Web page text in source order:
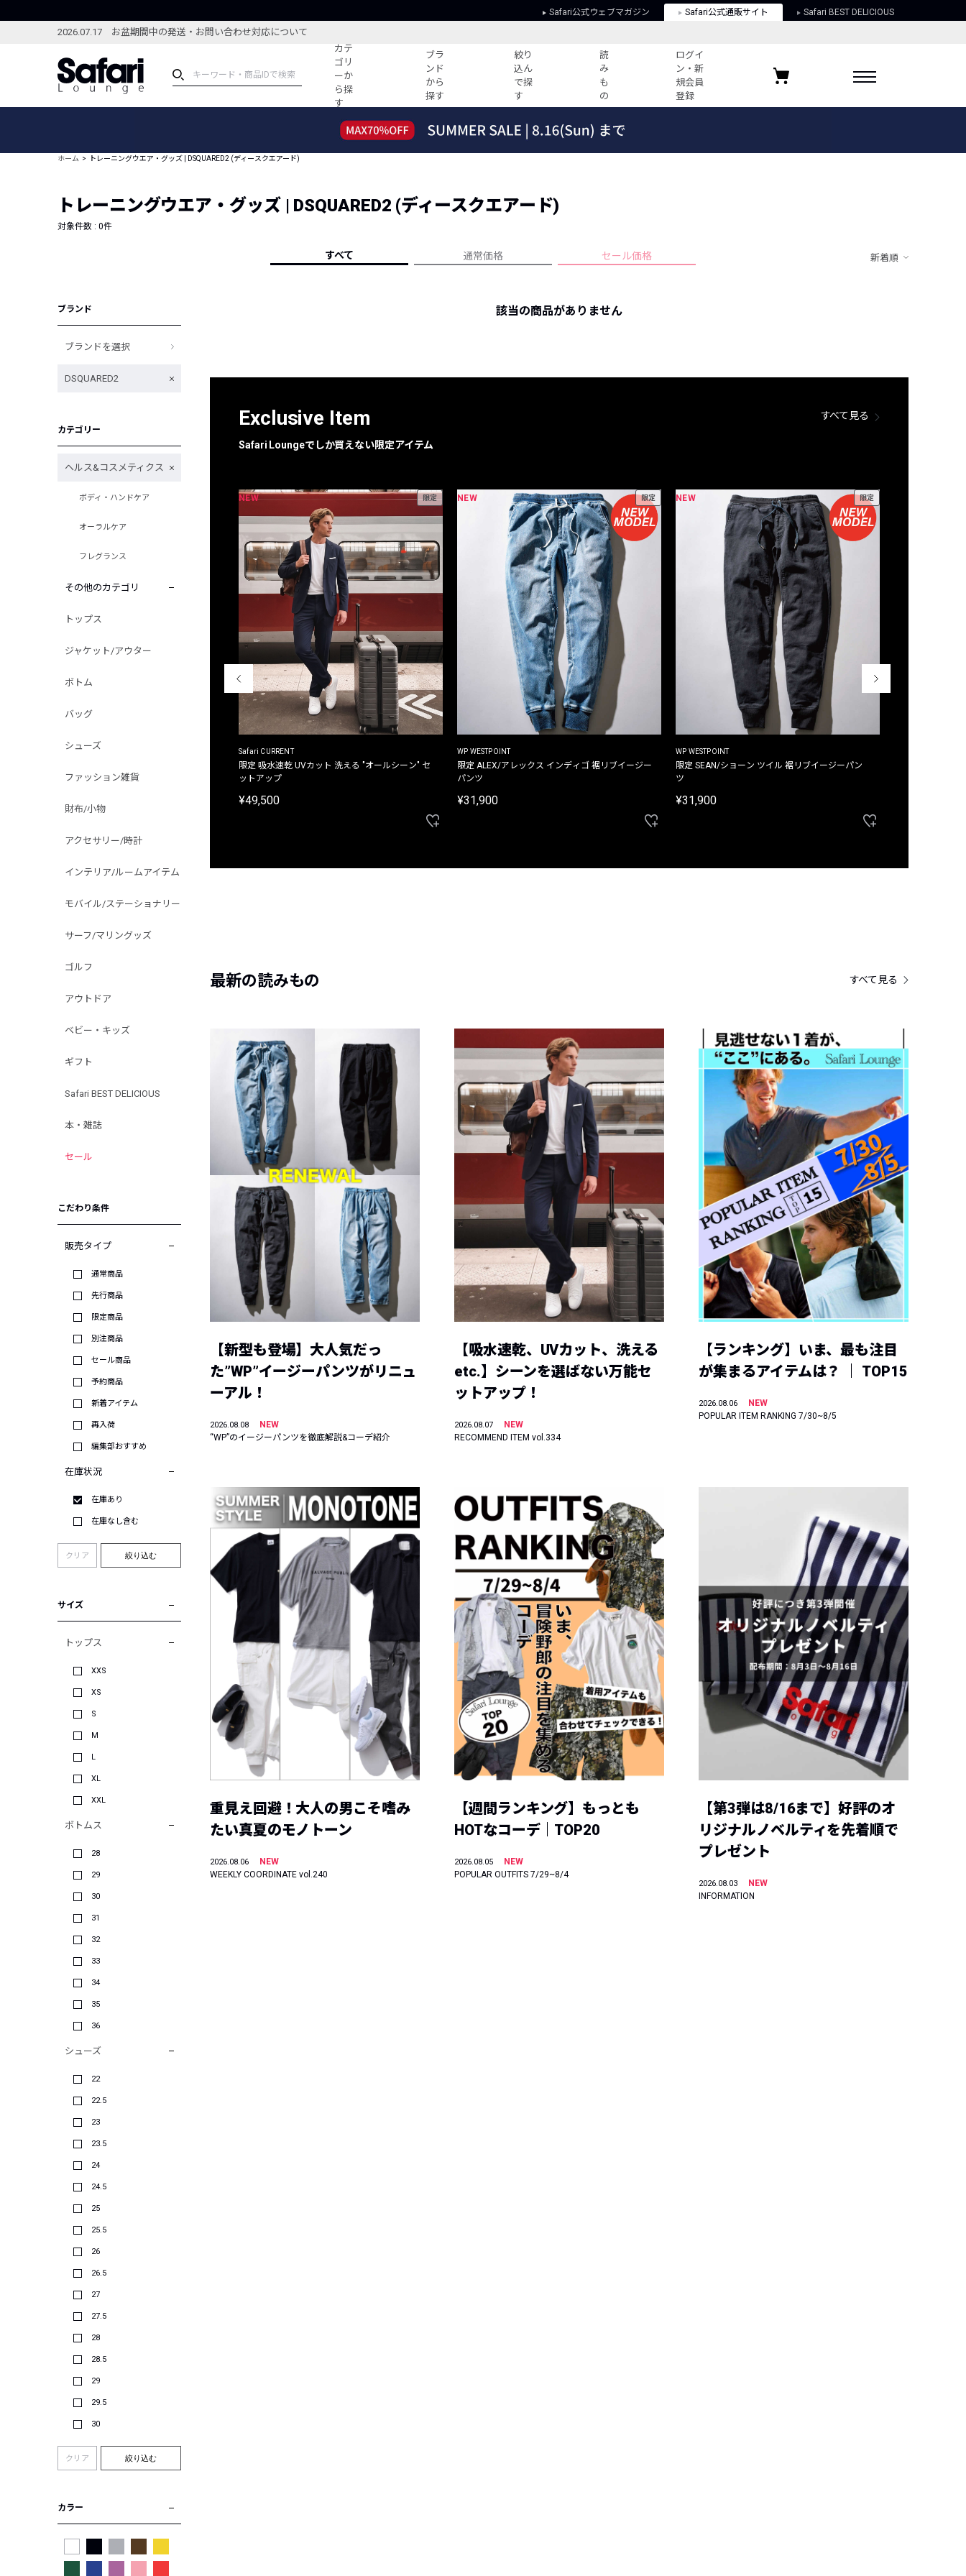
Safari公式ウェブマガジン Safari公式通販サイト Safari BEST DELICIOUS
2026.07.17 お盆期間中の発送・お問い合わせ対応について
カテ
ゴリ
ーか
ら探
す
ブラ
ンド
から
探す
絞り
込ん
で探
す
読
み
も
の
ログイ
ン・新
規会員
登録
ブランドから探す
新着アイテム
編集部のおすすめアイテム
特集記事
コーディネート
すべての記事
ーデ紹介
HOTなコーデ TOP20
人気記事ランキング
フォーカスブランド
プライバシーポリシー
お気に入りブランド
ホーム トレーニングウエア・グッズ | DSQUARED2 (ディースクエアード)
トレーニングウエア・グッズ | DSQUARED2 (ディースクエアード)
対象件数 : 0件
すべて 通常価格 セール価格 新着順
ブランド
ブランドを選択
DSQUARED2
カテゴリー
ヘルス&コスメティクス
ボディ・ハンドケア
オーラルケア
フレグランス
その他のカテゴリ
トップス
ジャケット/アウター
ボトム
バッグ
シューズ
ファッション雑貨
財布/小物
アクセサリー/時計
インテリア/ルームアイテム
モバイル/ステーショナリー
サーフ/マリングッズ
ゴルフ
アウトドア
ベビー・キッズ
ギフト
Safari BEST DELICIOUS
本・雑誌
セール
こだわり条件
販売タイプ
通常商品
先行商品
限定商品
別注商品
セール商品
予約商品
新着アイテム
再入荷
編集部おすすめ
在庫状況
在庫あり
在庫なし含む
クリア 絞り込む
サイズ
トップス
XXS
XS
S
M
L
XL
XXL
ボトムス
28
29
30
31
32
33
34
35
36
シューズ
22
22.5
23
23.5
24
24.5
25
25.5
26
26.5
27
27.5
28
28.5
29
29.5
30
クリア 絞り込む
カラー
該当の商品がありません
Exclusive Item
Safari Loungeでしか買えない限定アイテム
すべて見る
NEW 限定
Safari CURRENT
限定 吸水速乾 UVカット 洗える "オールシーン" セ
ットアップ
¥49,500
NEW 限定
WP WESTPOINT
限定 ALEX/アレックス インディゴ 裾リブイージー
パンツ
¥31,900
NEW 限定
WP WESTPOINT
限定 SEAN/ショーン ツイル 裾リブイージーパン
ツ
¥31,900
最新の読みもの すべて見る
【新型も登場】大人気だっ
た”WP”イージーパンツがリニュ
ーアル！
2026.08.08
NEW
“WP”のイージーパンツを徹底解説&コーデ紹介
【吸水速乾、UVカット、洗える
etc.】シーンを選ばない万能セ
ットアップ！
2026.08.07
NEW
RECOMMEND ITEM vol.334
【ランキング】いま、最も注目
が集まるアイテムは？ ｜ TOP15
2026.08.06
NEW
POPULAR ITEM RANKING 7/30~8/5
重見え回避！大人の男こそ嗜み
たい真夏のモノトーン
2026.08.06
NEW
WEEKLY COORDINATE vol.240
【週間ランキング】もっとも
HOTなコーデ｜TOP20
2026.08.05
NEW
POPULAR OUTFITS 7/29~8/4
【第3弾は8/16まで】好評のオ
リジナルノベルティを先着順で
プレゼント
2026.08.03
NEW
INFORMATION